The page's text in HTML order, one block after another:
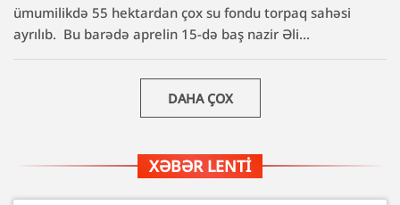
ümumilikdə 55 hektardan çox su fondu torpaq sahəsi
ayrılıb. Bu barədə aprelin 15-də baş nazir Əli...
DAHA ÇOX
XƏBƏR LENTI